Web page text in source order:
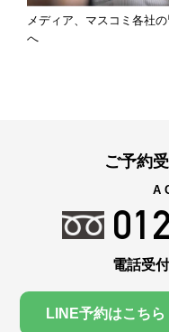
メディア、マスコミ各社
へ
ご予約
A
電話受
LINE予約はこちら